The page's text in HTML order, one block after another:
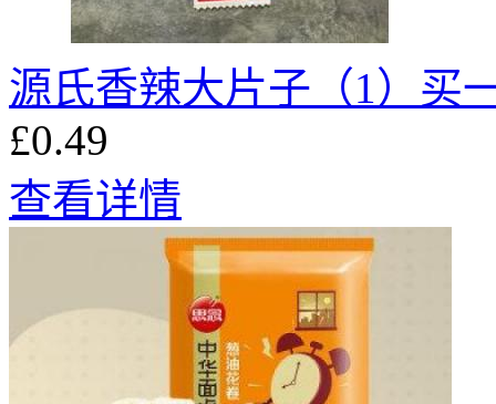
源氏香辣大片子（1）买
£0.49
查看详情